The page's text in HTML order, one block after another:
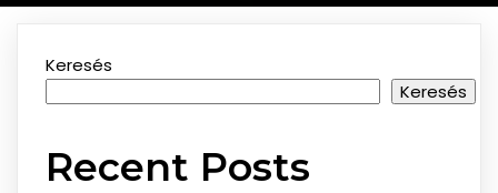
Keresés
Keresés
Recent Posts